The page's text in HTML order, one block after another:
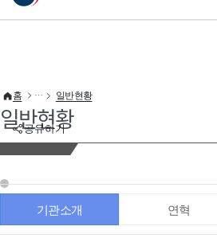
이 누리집은 대한민국 공식 전자정부 누리집입니다.
공유하기
홈 일반현황
일반현황
기관소개 연혁